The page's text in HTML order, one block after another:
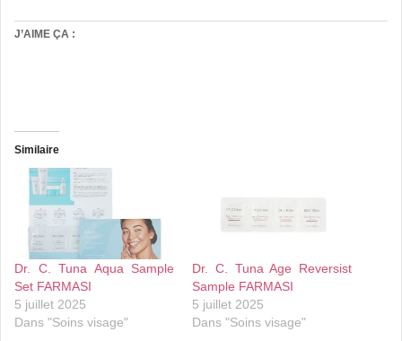
J’AIME ÇA :
Similaire
Dr. C. Tuna Aqua Sample
Set FARMASI
5 juillet 2025
Dans "Soins visage"
Dr. C. Tuna Age Reversist
Sample FARMASI
5 juillet 2025
Dans "Soins visage"